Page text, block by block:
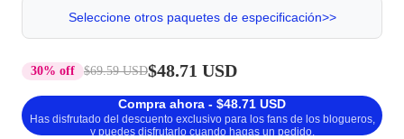
Seleccione otros paquetes de especificación>>
30% off $69.59 USD$48.71 USD
Compra ahora - $48.71 USD
Has disfrutado del descuento exclusivo para los fans de los blogueros,
y puedes disfrutarlo cuando hagas un pedido.